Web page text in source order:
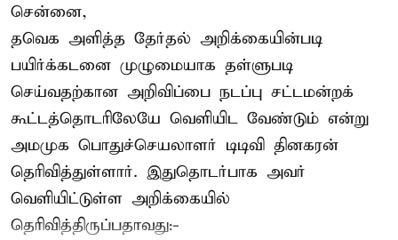
சென்னை,
தவெக அளித்த தேர்தல் அறிக்கையின்படி
பயிர்க்கடனை முழுமையாக தள்ளுபடி
செய்வதற்கான அறிவிப்பை நடப்பு சட்டமன்றக்
கூட்டத்தொடரிலேயே வெளியிட வேண்டும் என்று
அமமுக பொதுச்செயலாளர் டிடிவி தினகரன்
தெரிவித்துள்ளார். இதுதொடர்பாக அவர்
வெளியிட்டுள்ள அறிக்கையில்
தெரிவித்திருப்பதாவது:-